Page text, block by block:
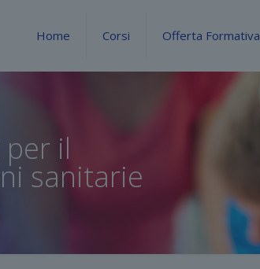
Home Corsi Offerta Formativa
il
sanitarie